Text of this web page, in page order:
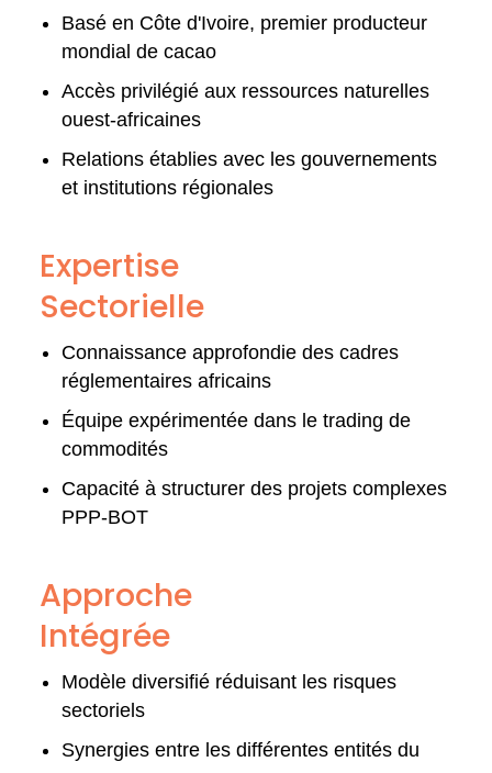
Basé en Côte d'Ivoire, premier producteur
mondial de cacao
Accès privilégié aux ressources naturelles
ouest-africaines
Relations établies avec les gouvernements
et institutions régionales
Expertise
Sectorielle
Connaissance approfondie des cadres
réglementaires africains
Équipe expérimentée dans le trading de
commodités
Capacité à structurer des projets complexes
PPP-BOT
Approche
Intégrée
Modèle diversifié réduisant les risques
sectoriels
Synergies entre les différentes entités du